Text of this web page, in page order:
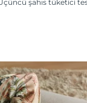
şahıs tüketici